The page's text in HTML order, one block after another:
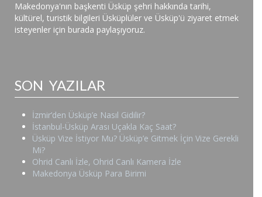
Makedonya'nın başkenti Üsküp şehri hakkında tarihi,
kültürel, turistik bilgileri Üsküplüler ve Üsküp'ü ziyaret etmek
isteyenler için burada paylaşıyoruz.
SON YAZILAR
İzmir’den Üsküp’e Nasıl Gidilir?
İstanbul-Üsküp Arası Uçakla Kaç Saat?
Üsküp Vize İstiyor Mu? Üsküp’e Gitmek İçin Vize Gerekli
Mi?
Ohrid Canlı İzle, Ohrid Canlı Kamera İzle
Makedonya Üsküp Para Birimi